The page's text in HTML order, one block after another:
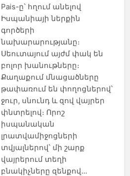
Pais-ը՝ հղում անելով
Իսպանիայի ներքին
գործերի
նախարարությանը։
Սեուտայում այժմ փակ են
բոլոր խանութները։
Քաղաքում մնացածները
թափառում են փողոցներով՝
ջուր, սնունդ և զով վայրեր
փնտրելով։ Որոշ
իսպանական
լրատվամիջոցների
տվյալներով՝ մի շարք
վայրերում տեղի
բնակիչները զենքով…